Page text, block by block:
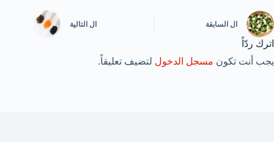
ال السابقة ال التالية
اترك ردّاً
يجب أنت تكون مسجل الدخول لتضيف تعليقاً.